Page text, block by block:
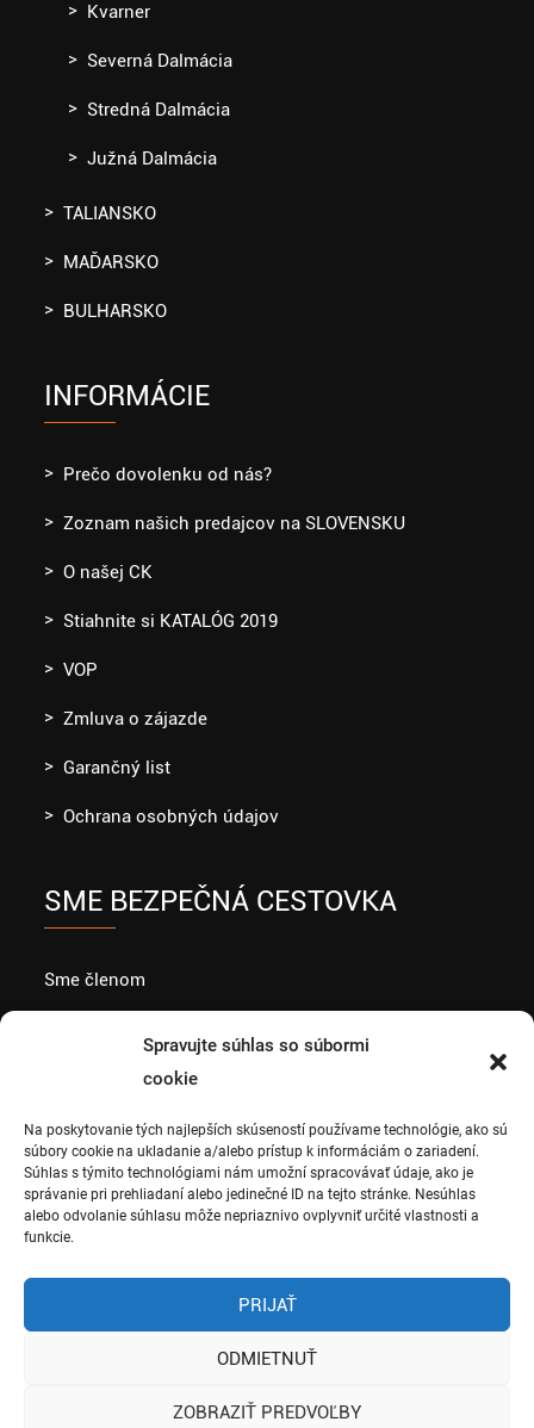
Spravujte súhlas so súbormi
cookie
Na poskytovanie tých najlepších skúseností používame technológie, ako sú
súbory cookie na ukladanie a/alebo prístup k informáciám o zariadení.
Súhlas s týmito technológiami nám umožní spracovávať údaje, ako je
správanie pri prehliadaní alebo jedinečné ID na tejto stránke. Nesúhlas
alebo odvolanie súhlasu môže nepriaznivo ovplyvniť určité vlastnosti a
funkcie.
PRIJAŤ
ODMIETNUŤ
ZOBRAZIŤ PREDVOĽBY
Kvarner
Severná Dalmácia
Stredná Dalmácia
Južná Dalmácia
TALIANSKO
MAĎARSKO
BULHARSKO
INFORMÁCIE
Prečo dovolenku od nás?
Zoznam našich predajcov na SLOVENSKU
O našej CK
Stiahnite si KATALÓG 2019
VOP
Zmluva o zájazde
Garančný list
Ochrana osobných údajov
SME BEZPEČNÁ CESTOVKA
Sme členom
Partneri